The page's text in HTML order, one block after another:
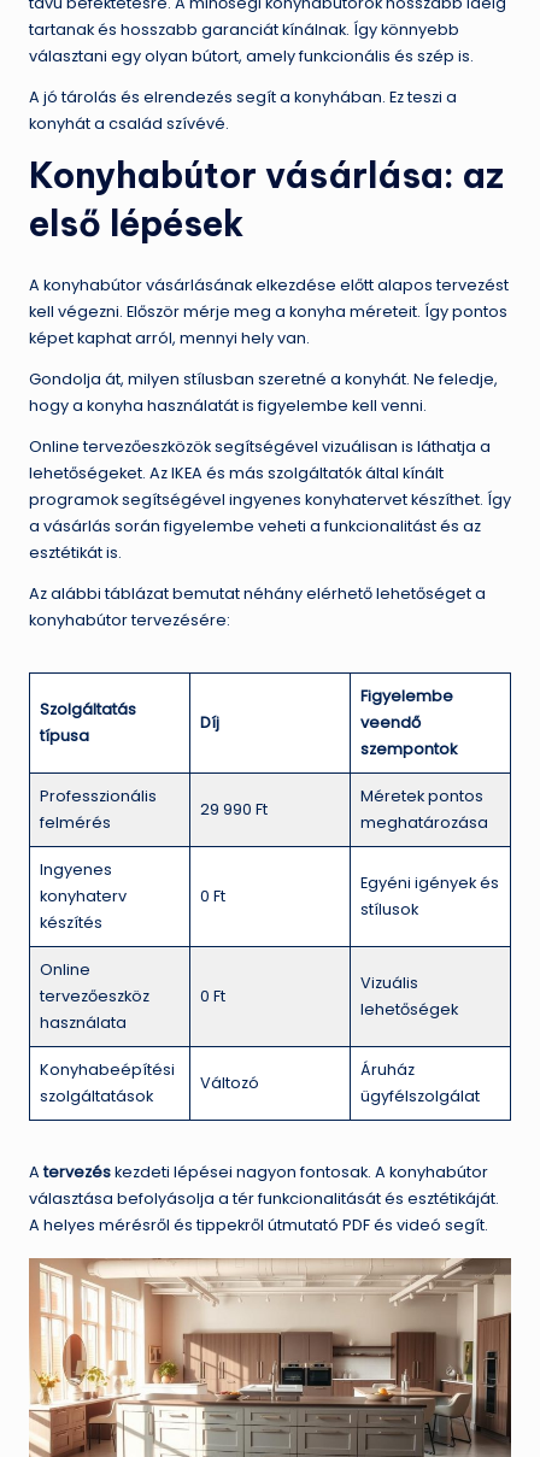
tartanak és hosszabb garanciát kínálnak. Így könnyebb
választani egy olyan bútort, amely funkcionális és szép is.
A jó tárolás és elrendezés segít a konyhában. Ez teszi a
konyhát a család szívévé.
Konyhabútor vásárlása: az
első lépések
A konyhabútor vásárlásának elkezdése előtt alapos tervezést
kell végezni. Először mérje meg a konyha méreteit. Így pontos
képet kaphat arról, mennyi hely van.
Gondolja át, milyen stílusban szeretné a konyhát. Ne feledje,
hogy a konyha használatát is figyelembe kell venni.
Online tervezőeszközök segítségével vizuálisan is láthatja a
lehetőségeket. Az IKEA és más szolgáltatók által kínált
programok segítségével ingyenes konyhatervet készíthet. Így
a vásárlás során figyelembe veheti a funkcionalitást és az
esztétikát is.
Az alábbi táblázat bemutat néhány elérhető lehetőséget a
konyhabútor tervezésére:
Szolgáltatás
típusa
Díj
Figyelembe
veendő
szempontok
Professzionális
felmérés
29 990 Ft
Méretek pontos
meghatározása
Ingyenes
konyhaterv
készítés
0 Ft
Egyéni igények és
stílusok
Online
tervezőeszköz
használata
0 Ft
Vizuális
lehetőségek
Konyhabeépítési
szolgáltatások
Változó
Áruház
ügyfélszolgálat
Atervezéskezdeti lépései nagyon fontosak. A konyhabútor
választása befolyásolja a tér funkcionalitását és esztétikáját.
A helyes mérésről és tippekről útmutató PDF és videó segít.